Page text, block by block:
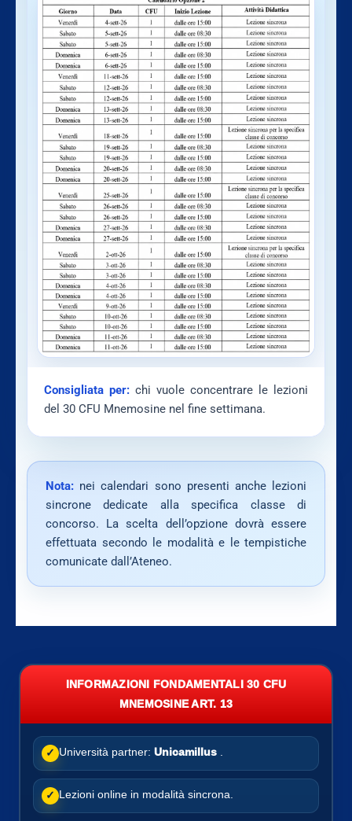
Consigliata per: chi vuole concentrare le lezioni
del 30 CFU Mnemosine nel fine settimana.
Nota: nei calendari sono presenti anche lezioni
sincrone dedicate alla specifica classe di
concorso. La scelta dell’opzione dovrà essere
effettuata secondo le modalità e le tempistiche
comunicate dall’Ateneo.
INFORMAZIONI FONDAMENTALI 30 CFU
MNEMOSINE ART. 13
✓ Università partner: Unicamillus
✓ Lezioni online in modalità sincrona.